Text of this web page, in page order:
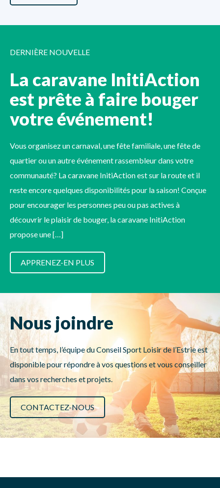
DERNIÈRE NOUVELLE
La caravane InitiAction
est prête à faire bouger
votre événement!
Vous organisez un carnaval, une fête familiale, une fête de
quartier ou un autre événement rassembleur dans votre
communauté? La caravane InitiAction est sur la route et il
reste encore quelques disponibilités pour la saison! Conçue
pour encourager les personnes peu ou pas actives à
découvrir le plaisir de bouger, la caravane InitiAction
propose une […]
APPRENEZ-EN PLUS
Nous joindre
En tout temps, l’équipe du Conseil Sport Loisir de l’Estrie est
disponible pour répondre à vos questions et vous conseiller
dans vos recherches et projets.
CONTACTEZ-NOUS